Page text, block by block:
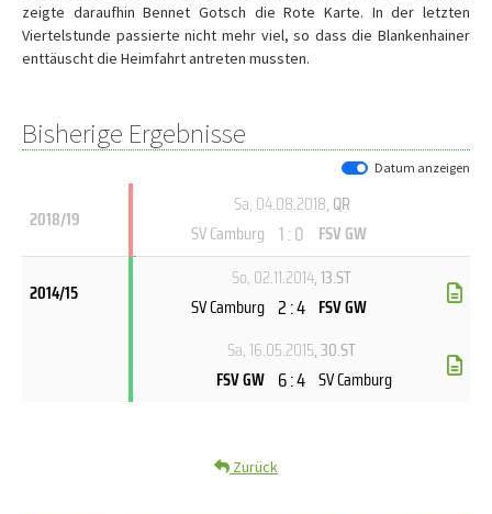
zeigte daraufhin Bennet Gotsch die Rote Karte. In der letzten
Viertelstunde passierte nicht mehr viel, so dass die Blankenhainer
enttäuscht die Heimfahrt antreten mussten.
Bisherige Ergebnisse
Datum anzeigen
2018/19
Sa, 04.08.2018, QR
SV Camburg 1 : 0 FSV GW
2014/15
So, 02.11.2014, 13.ST
SV Camburg 2 : 4 FSV GW
Sa, 16.05.2015, 30.ST
FSV GW 6 : 4 SV Camburg
Zurück